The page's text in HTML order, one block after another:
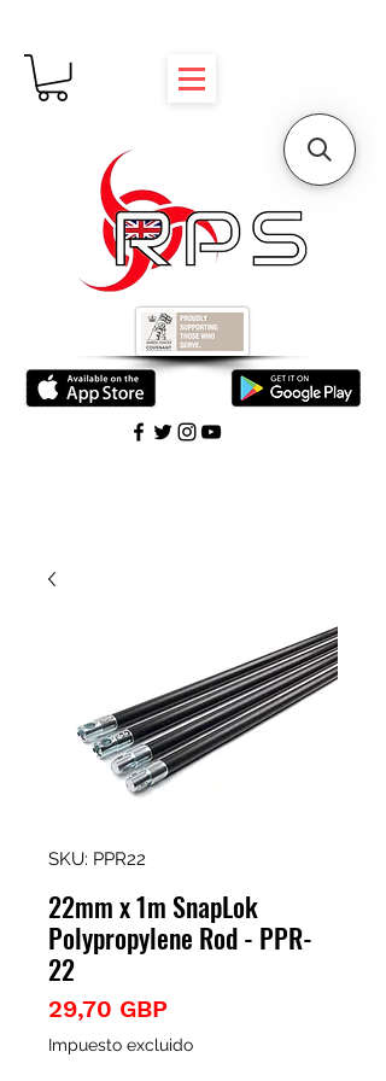
SKU: PPR22
22mm x 1m SnapLok
Polypropylene Rod - PPR-
22
29,70 GBP
Impuesto excluido